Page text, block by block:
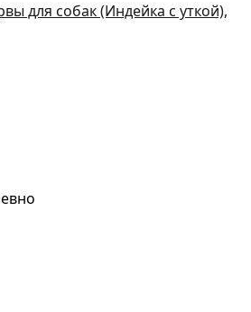
для собак (Индейка с уткой),